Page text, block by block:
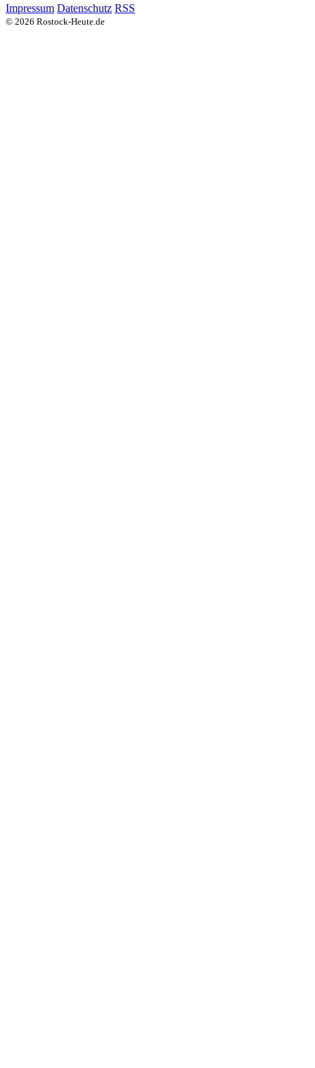
Impressum Datenschutz RSS
© 2026 Rostock-Heute.de